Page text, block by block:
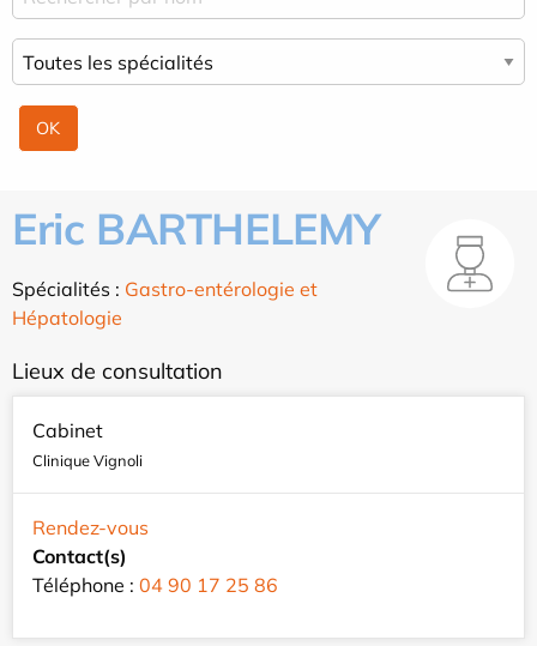
Eric BARTHELEMY
Spécialités : Gastro-entérologie et
Hépatologie
Lieux de consultation
Cabinet
Clinique Vignoli
Rendez-vous
Contact(s)
Téléphone : 04 90 17 25 86